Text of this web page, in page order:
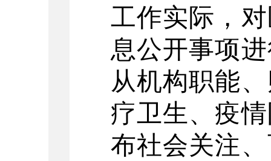
工作实际，对
息公开事项
从机构职能
疗卫生、疫
布社会关注